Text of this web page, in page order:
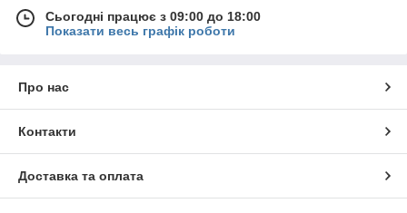
Сьогодні працює з 09:00 до 18:00
Показати весь графік роботи
Про нас
Контакти
Доставка та оплата